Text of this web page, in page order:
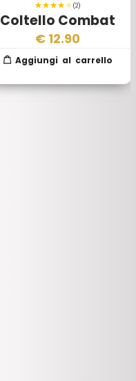
(2)
Coltello Combat
Recon 10 Mod B
€ 12.90